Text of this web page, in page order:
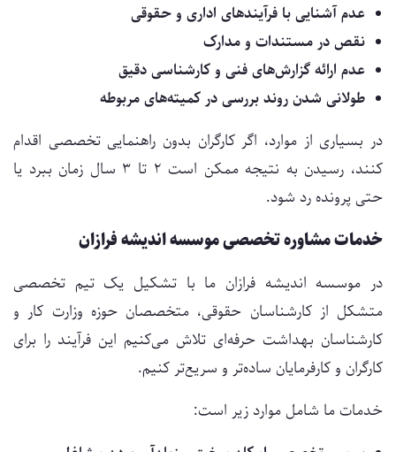
عدم آشنایی با فرآیندهای اداری و حقوقی
نقص در مستندات و مدارک
عدم ارائه گزارش‌های فنی و کارشناسی دقیق
طولانی شدن روند بررسی در کمیته‌های مربوطه
در بسیاری از موارد، اگر کارگران بدون راهنمایی تخصصی اقدام
کنند، رسیدن به نتیجه ممکن است ۲ تا ۳ سال زمان ببرد یا
حتی پرونده رد شود.
خدمات مشاوره تخصصی موسسه اندیشه فرازان
در موسسه اندیشه فرازان ما با تشکیل یک تیم تخصصی
متشکل از کارشناسان حقوقی، متخصصان حوزه وزارت کار و
کارشناسان بهداشت حرفه‌ای تلاش می‌کنیم این فرآیند را برای
کارگران و کارفرمایان ساده‌تر و سریع‌تر کنیم.
خدمات ما شامل موارد زیر است: